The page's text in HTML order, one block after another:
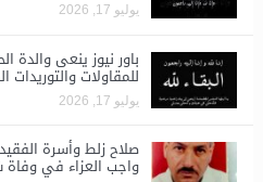
يوليو 17, 2026
باور نيوز ينعى والدة
للمقاولات والتوريدات
يوليو 17, 2026
صلاح زلط وأسرة
واجب العزاء في وفاة